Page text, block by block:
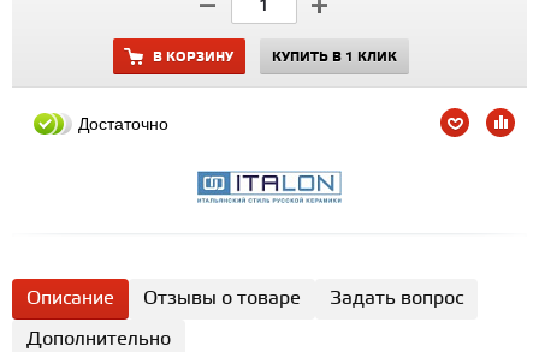
В КОРЗИНУ КУПИТЬ В 1 КЛИК
Достаточно
Описание Отзывы о товаре
Задать вопрос
Дополнительно